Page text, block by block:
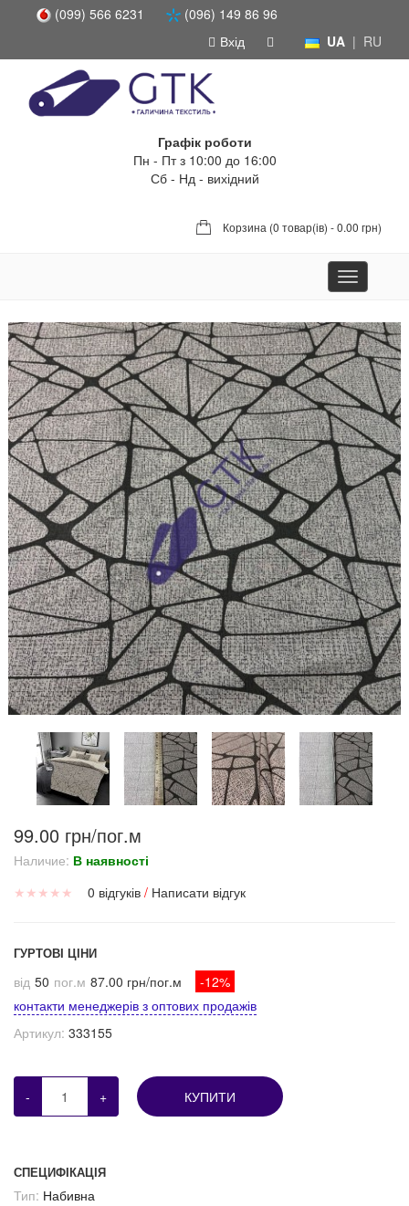
(099) 566 6231
(096) 149 86 96
UA | RU
Вхід
Графік роботи
Пн - Пт з 10:00 до 16:00
Сб - Нд - вихідний
Корзина (0 товар(ів) - 0.00 грн)
Toggle
navigation
99.00 грн/пог.м
Наличие: В наявності
★ ★ ★ ★ ★ 0 відгуків / Написати відгук
ГУРТОВІ ЦІНИ
від 50 пог.м 87.00 грн/пог.м
-12%
контакти менеджерів з оптових продажів
Артикул: 333155
- + КУПИТИ
СПЕЦИФІКАЦІЯ
Тип: Набивна